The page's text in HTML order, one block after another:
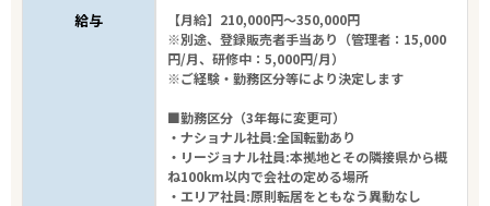
給与
【月給】210,000円～350,000円
※別途、登録販売者手当あり（管理者：15,000
円/月、研修中：5,000円/月）
※ご経験・勤務区分等により決定します
■勤務区分（3年毎に変更可）
・ナショナル社員:全国転勤あり
・リージョナル社員:本拠地とその隣接県から概
ね100km以内で会社の定める場所
・エリア社員:原則転居をともなう異動なし